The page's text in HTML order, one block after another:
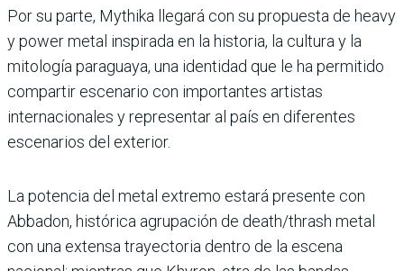
Por su parte, Mythika llegará con su propuesta de heavy
y power metal inspirada en la historia, la cultura y la
mitología paraguaya, una identidad que le ha permitido
compartir escenario con importantes artistas
internacionales y representar al país en diferentes
escenarios del exterior.
La potencia del metal extremo estará presente con
Abbadon, histórica agrupación de death/thrash metal
con una extensa trayectoria dentro de la escena